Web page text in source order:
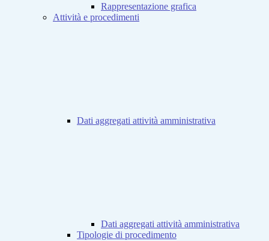
Rappresentazione grafica
Attività e procedimenti
Dati aggregati attività amministrativa
Dati aggregati attività amministrativa
Tipologie di procedimento